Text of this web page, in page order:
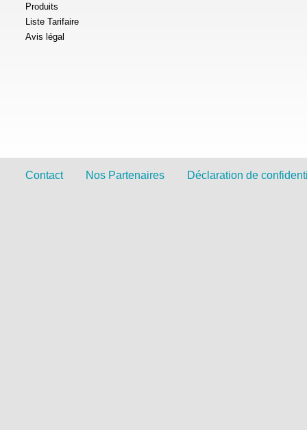
Produits
Liste Tarifaire
Avis légal
Contact Nos Partenaires Déclaration de